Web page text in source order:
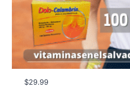
$29.99